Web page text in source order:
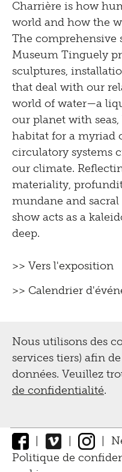
Charrière is how
world and how the
The comprehensive
Museum Tinguely
sculptures,
that deal with our
world of water—a
our planet with
habitat for a myriad
circulatory systems
our climate.
materiality,
mundane and
show acts as a
deep.
>> Vers l'exposition
>> Calendrier
Nous utilisons des
services tiers) afin
données. Veuillez
de confidentialité.
| | |
Politique de